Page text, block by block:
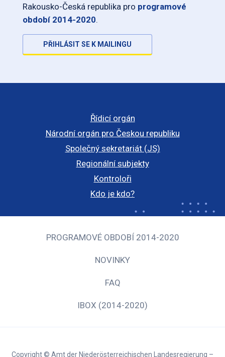
Rakousko-Česká republika pro programové
období 2014-2020.
PŘIHLÁSIT SE K MAILINGU
Řídicí orgán
Národní orgán pro Českou republiku
Společný sekretariát (JS)
Regionální subjekty
Kontroloři
Kdo je kdo?
PROGRAMOVÉ OBDOBÍ 2014-2020
NOVINKY
FAQ
IBOX (2014-2020)
Copyright © Amt der Niederösterreichischen Landesregierung –